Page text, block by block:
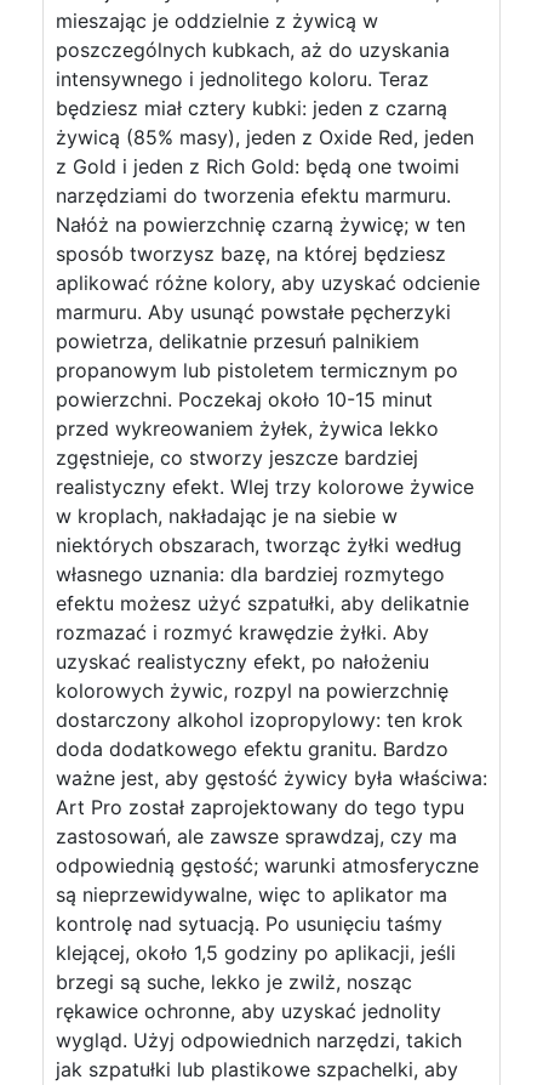
mieszając je oddzielnie z żywicą w
poszczególnych kubkach, aż do uzyskania
intensywnego i jednolitego koloru. Teraz
będziesz miał cztery kubki: jeden z czarną
żywicą (85% masy), jeden z Oxide Red, jeden
z Gold i jeden z Rich Gold: będą one twoimi
narzędziami do tworzenia efektu marmuru.
Nałóż na powierzchnię czarną żywicę; w ten
sposób tworzysz bazę, na której będziesz
aplikować różne kolory, aby uzyskać odcienie
marmuru. Aby usunąć powstałe pęcherzyki
powietrza, delikatnie przesuń palnikiem
propanowym lub pistoletem termicznym po
powierzchni. Poczekaj około 10-15 minut
przed wykreowaniem żyłek, żywica lekko
zgęstnieje, co stworzy jeszcze bardziej
realistyczny efekt. Wlej trzy kolorowe żywice
w kroplach, nakładając je na siebie w
niektórych obszarach, tworząc żyłki według
własnego uznania: dla bardziej rozmytego
efektu możesz użyć szpatułki, aby delikatnie
rozmazać i rozmyć krawędzie żyłki. Aby
uzyskać realistyczny efekt, po nałożeniu
kolorowych żywic, rozpyl na powierzchnię
dostarczony alkohol izopropylowy: ten krok
doda dodatkowego efektu granitu. Bardzo
ważne jest, aby gęstość żywicy była właściwa:
Art Pro został zaprojektowany do tego typu
zastosowań, ale zawsze sprawdzaj, czy ma
odpowiednią gęstość; warunki atmosferyczne
są nieprzewidywalne, więc to aplikator ma
kontrolę nad sytuacją. Po usunięciu taśmy
klejącej, około 1,5 godziny po aplikacji, jeśli
brzegi są suche, lekko je zwilż, nosząc
rękawice ochronne, aby uzyskać jednolity
wygląd. Użyj odpowiednich narzędzi, takich
jak szpatułki lub plastikowe szpachelki, aby